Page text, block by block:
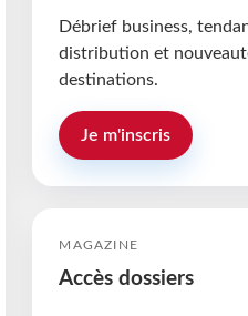
Débrief business,
distribution et
destinations.
Je m'inscris
MAGAZINE
Accès dossiers